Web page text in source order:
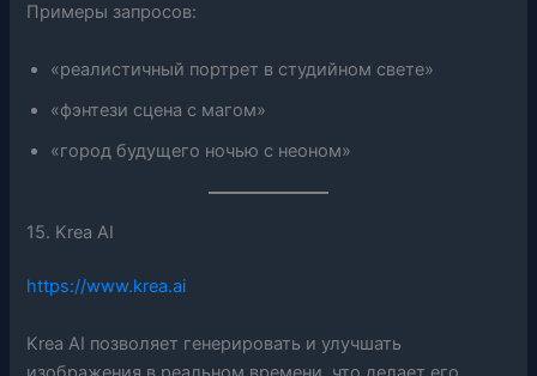
Примеры запросов:
«реалистичный портрет в студийном свете»
«фэнтези сцена с магом»
«город будущего ночью с неоном»
15. Krea AI
https://www.krea.ai
Krea AI позволяет генерировать и улучшать